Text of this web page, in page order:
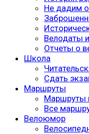
Не дадим
Велодаты
Отчеты о
Школа
Сдать
Маршруты
Маршруты
Все
Велоюмор